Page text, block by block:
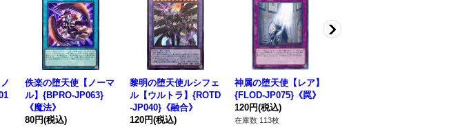
佚楽の堕天使【ノーマ
ル】{BPRO-JP063}
《魔法》
80円(税込)
黎明の堕天使ルシフェ
ル【ウルトラ】{ROTD
-JP040}《融合》
120円(税込)
神属の堕天使【レア】
{FLOD-JP075}《罠》
120円(税込)
在庫数 113枚